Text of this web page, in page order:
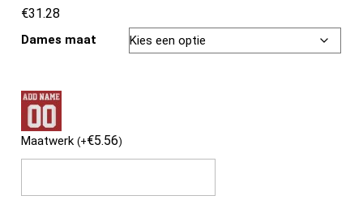
€31.28
Dames maat
Maatwerk(+€5.56)